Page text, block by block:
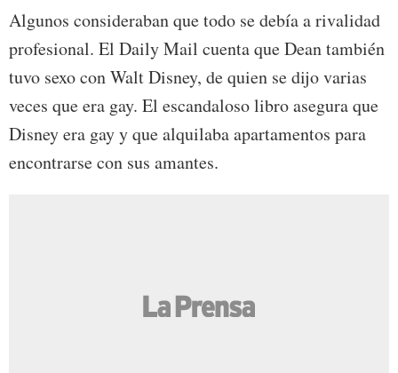
Algunos consideraban que todo se debía a rivalidad
profesional. El Daily Mail cuenta que Dean también
tuvo sexo con Walt Disney, de quien se dijo varias
veces que era gay. El escandaloso libro asegura que
Disney era gay y que alquilaba apartamentos para
encontrarse con sus amantes.